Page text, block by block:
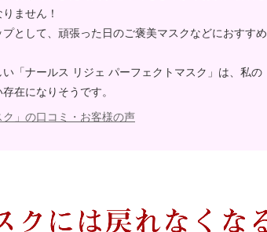
ません！
として、頑張った日のご褒美マスクなどにおすすめ
い「ナールス リジェ パーフェクトマスク」は、私の
在になりそうです。
ク」の口コミ・お客様の声